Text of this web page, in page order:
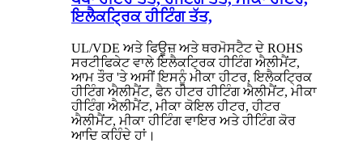
ਇਲੈਕਟ੍ਰਿਕ ਹੀਟਿੰਗ ਤੱਤ,
UL/VDE ਅਤੇ ਫਿਊਜ਼ ਅਤੇ ਥਰਮੋਸਟੈਟ ਦੇ ROHS
ਸਰਟੀਫਿਕੇਟ ਵਾਲੇ ਇਲੈਕਟ੍ਰਿਕ ਹੀਟਿੰਗ ਐਲੀਮੈਂਟ,
ਆਮ ਤੌਰ 'ਤੇ ਅਸੀਂ ਇਸਨੂੰ ਮੀਕਾ ਹੀਟਰ, ਇਲੈਕਟ੍ਰਿਕ
ਹੀਟਿੰਗ ਐਲੀਮੈਂਟ, ਫੈਨ ਹੀਟਰ ਹੀਟਿੰਗ ਐਲੀਮੈਂਟ, ਮੀਕਾ
ਹੀਟਿੰਗ ਐਲੀਮੈਂਟ, ਮੀਕਾ ਕੋਇਲ ਹੀਟਰ, ਹੀਟਰ
ਐਲੀਮੈਂਟ, ਮੀਕਾ ਹੀਟਿੰਗ ਵਾਇਰ ਅਤੇ ਹੀਟਿੰਗ ਕੋਰ
ਆਦਿ ਕਹਿੰਦੇ ਹਾਂ।